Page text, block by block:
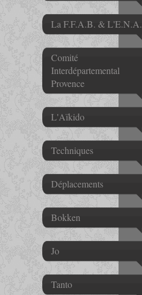
La F.F.A.B. & L'E.N.A.
Comité
Interdépartemental
Provence
L'Aïkido
Techniques
Déplacements
Bokken
Jo
Tanto